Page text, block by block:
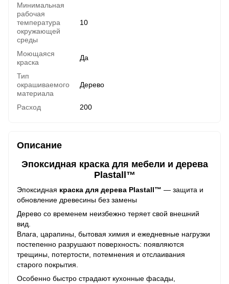
Минимальная
рабочая
температура
окружающей
среды
10
Моющаяся
краска
Да
Тип
окрашиваемого
материала
Дерево
Расход 200
Описание
Эпоксидная краска для мебели и дерева
Plastall™
Эпоксидная краска для дерева Plastall™ — защита и
обновление древесины без замены
Дерево со временем неизбежно теряет свой внешний
вид.
Влага, царапины, бытовая химия и ежедневные нагрузки
постепенно разрушают поверхность: появляются
трещины, потертости, потемнения и отслаивания
старого покрытия.
Особенно быстро страдают кухонные фасады,